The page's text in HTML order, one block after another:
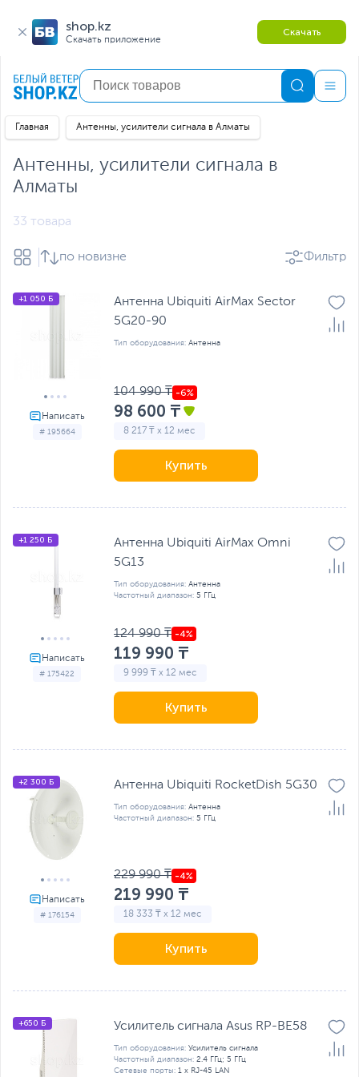
shop.kz
Скачать приложение
Скачать
Главная Антенны, усилители сигнала в Алматы
Антенны, усилители сигнала в
Алматы
33 товара
по новизне Фильтр
# 195664
+1 050 Б
Антенна Ubiquiti AirMax Sector
5G20-90
Тип оборудования: Антенна
104 990 ₸
98 600 ₸
8 217 ₸ x 12 мес
Купить
# 175422
+1 250 Б
Антенна Ubiquiti AirMax Omni
5G13
Тип оборудования: Антенна
Частотный диапазон: 5 ГГц
124 990 ₸
119 990 ₸
9 999 ₸ x 12 мес
Купить
# 176154
+2 300 Б Антенна Ubiquiti RocketDish 5G30
Тип оборудования: Антенна
Частотный диапазон: 5 ГГц
229 990 ₸
219 990 ₸
18 333 ₸ x 12 мес
Купить
+650 Б Усилитель сигнала Asus RP-BE58
Тип оборудования: Усилитель сигнала
Частотный диапазон: 2.4 ГГц; 5 ГГц
Сетевые порты: 1 x RJ-45 LAN